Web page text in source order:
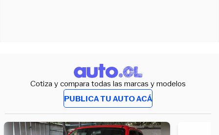
Cotiza y compara todas las marcas y modelos
PUBLICA TU AUTO ACÁ